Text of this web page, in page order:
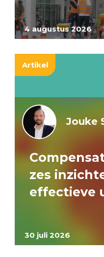
4 augustus 2026
Artikel
30 juli 2026
Jouke
zes
effectieve